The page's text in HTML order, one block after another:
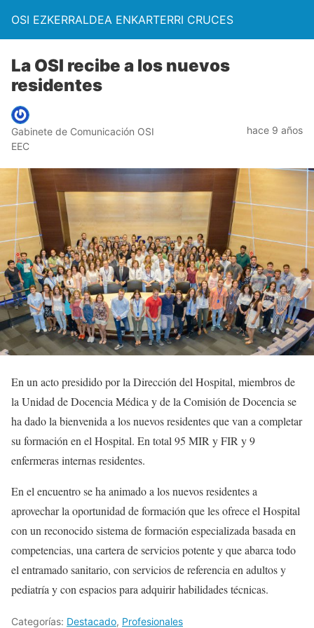
OSI EZKERRALDEA ENKARTERRI CRUCES
La OSI recibe a los nuevos
residentes
Gabinete de Comunicación OSI
EEC
hace 9 años
En un acto presidido por la Dirección del Hospital, miembros de
la Unidad de Docencia Médica y de la Comisión de Docencia se
ha dado la bienvenida a los nuevos residentes que van a completar
su formación en el Hospital. En total 95 MIR y FIR y 9
enfermeras internas residentes.
En el encuentro se ha animado a los nuevos residentes a
aprovechar la oportunidad de formación que les ofrece el Hospital
con un reconocido sistema de formación especializada basada en
competencias, una cartera de servicios potente y que abarca todo
el entramado sanitario, con servicios de referencia en adultos y
pediatría y con espacios para adquirir habilidades técnicas.
Categorías: Destacado, Profesionales